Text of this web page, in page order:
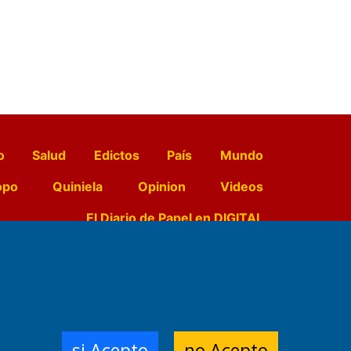
Salud Edictos País
Mundo
Quiniela Opinion
Videos
El Diario de Papel en DIGITAL